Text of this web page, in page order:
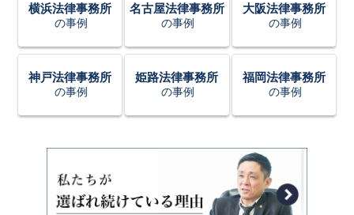
横浜法律事務所
の事例
名古屋法律事務所
の事例
大阪法律事務所
の事例
神戸法律事務所
の事例
姫路法律事務所
の事例
福岡法律事務所
の事例